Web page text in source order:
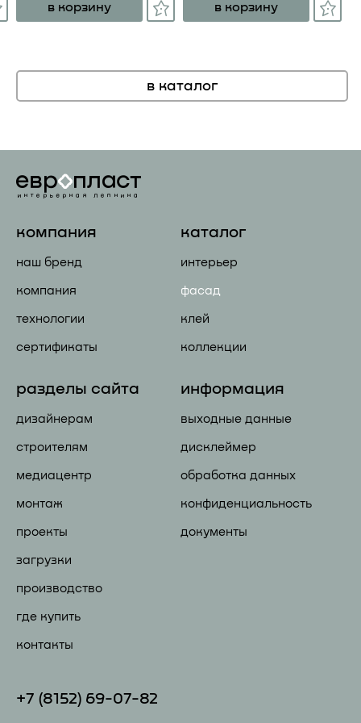
в корзину в корзину
в каталог
компания
наш бренд
компания
технологии
сертификаты
каталог
интерьер
фасад
клей
коллекции
разделы сайта
дизайнерам
строителям
медиацентр
монтаж
проекты
загрузки
производство
где купить
контакты
информация
выходные данные
дисклеймер
обработка данных
конфиденциальность
документы
+7 (81 52) 69-07-82